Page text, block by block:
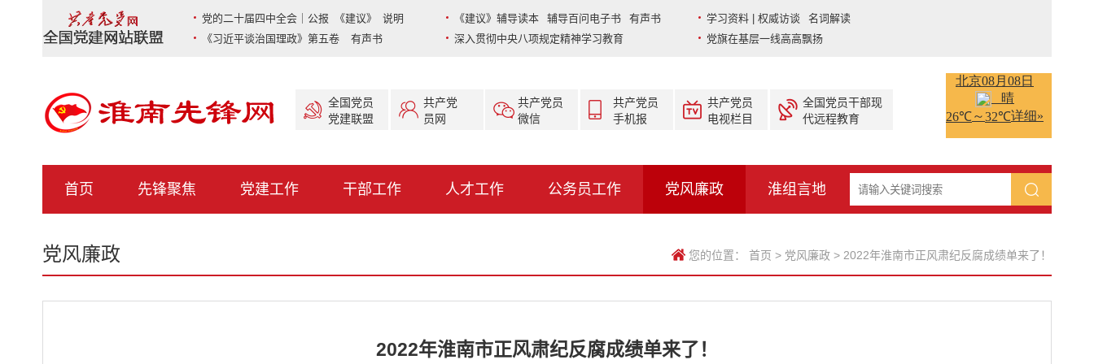
党的二十届四中全会｜公报 《建议》 说明 《建议》辅导读本 辅导百问电子书 有声书
学习资料 | 权威访谈 名词解读
《习近平谈治国理政》第五卷 有声书
深入贯彻中央八项规定精神学习教育 党旗在基层一线高高飘扬
全国党员
党建联盟
共产党
员网
共产党员
微信
共产党员
手机报
共产党员
电视栏目
全国党员干部现
代远程教育
首页 先锋聚焦 党建工作 干部工作 人才工作 公务员工作 党风廉政 淮组言地
党风廉政 您的位置： 首页 > 党风廉政 > 2022年淮南市正风肃纪反腐成绩单来了！
2022年淮南市正风肃纪反腐成绩单来了！